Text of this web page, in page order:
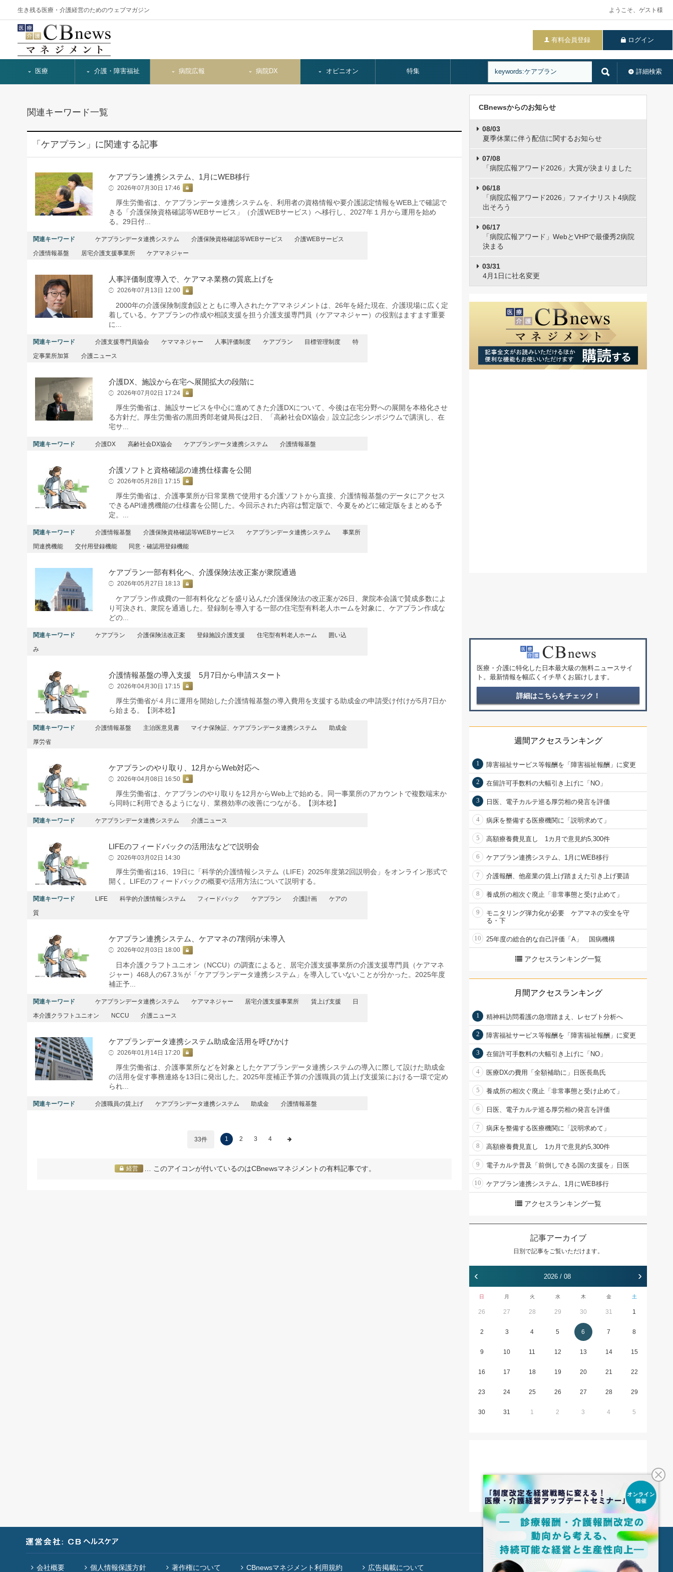
生き残る医療・介護経営のためのウェブマガジン ようこそ、ゲスト様
有料会員登録 ログイン
詳細検索
医療 介護・障害福祉 病院広報 病院DX オピニオン 特集
関連キーワード一覧
「ケアプラン」に関連する記事
ケアプラン連携システム、1月にWEB移行
2026年07月30日 17:46
厚生労働省は、ケアプランデータ連携システムを、利用者の資格情報や要介護認定情報をWEB上で確認で
きる「介護保険資格確認等WEBサービス」（介護WEBサービス）へ移行し、2027年１月から運用を始め
る。29日付...
関連キーワード ケアプランデータ連携システム 介護保険資格確認等WEBサービス
介護WEBサービス
介護情報基盤
居宅介護支援事業所 ケアマネジャー
人事評価制度導入で、ケアマネ業務の質底上げを
2026年07月13日 12:00
2000年の介護保険制度創設とともに導入されたケアマネジメントは、26年を経た現在、介護現場に広く定
着している。ケアプランの作成や相談支援を担う介護支援専門員（ケアマネジャー）の役割はますます重要
に...
関連キーワード 介護支援専門員協会 ケママネジャー 人事評価制度 ケアプラン 目標管理制度
特
定事業所加算
介護ニュース
介護DX、施設から在宅へ展開拡大の段階に
2026年07月02日 17:24
厚生労働省は、施設サービスを中心に進めてきた介護DXについて、今後は在宅分野への展開を本格化させ
る方針だ。厚生労働省の黒田秀郎老健局長は2日、「高齢社会DX協会」設立記念シンポジウムで講演し、在
宅サ...
関連キーワード 介護DX 高齢社会DX協会 ケアプランデータ連携システム 介護情報基盤
介護ソフトと資格確認の連携仕様書を公開
2026年05月28日 17:15
厚生労働省は、介護事業所が日常業務で使用する介護ソフトから直接、介護情報基盤のデータにアクセス
できるAPI連携機能の仕様書を公開した。今回示された内容は暫定版で、今夏をめどに確定版をまとめる予
定。...
関連キーワード 介護情報基盤 介護保険資格確認等WEBサービス ケアプランデータ連携システム
事業所
間連携機能
交付用登録機能 同意・確認用登録機能
ケアプラン一部有料化へ、介護保険法改正案が衆院通過
2026年05月27日 18:13
ケアプラン作成費の一部有料化などを盛り込んだ介護保険法の改正案が26日、衆院本会議で賛成多数によ
り可決され、衆院を通過した。登録制を導入する一部の住宅型有料老人ホームを対象に、ケアプラン作成な
どの...
関連キーワード ケアプラン 介護保険法改正案 登録施設介護支援 住宅型有料老人ホーム
囲い込
み
介護情報基盤の導入支援 5月7日から申請スタート
2026年04月30日 17:15
厚生労働省が４月に運用を開始した介護情報基盤の導入費用を支援する助成金の申請受け付けが5月7日か
ら始まる。【渕本稔】
関連キーワード 介護情報基盤 主治医意見書 マイナ保険証、ケアプランデータ連携システム
助成金
厚労省
ケアプランのやり取り、12月からWeb対応へ
2026年04月08日 16:50
厚生労働省は、ケアプランのやり取りを12月からWeb上で始める。同一事業所のアカウントで複数端末か
ら同時に利用できるようになり、業務効率の改善につながる。【渕本稔】
関連キーワード ケアプランデータ連携システム 介護ニュース
LIFEのフィードバックの活用法などで説明会
2026年03月02日 14:30
厚生労働省は16、19日に「科学的介護情報システム（LIFE）2025年度第2回説明会」をオンライン形式で
開く。LIFEのフィードバックの概要や活用方法について説明する。
関連キーワード LIFE 科学的介護情報システム フィードバック ケアプラン 介護計画
ケアの
質
ケアプラン連携システム、ケアマネの7割弱が未導入
2026年02月03日 18:00
日本介護クラフトユニオン（NCCU）の調査によると、居宅介護支援事業所の介護支援専門員（ケアマネ
ジャー）468人の67.3％が「ケアプランデータ連携システム」を導入していないことが分かった。2025年度
補正予...
関連キーワード ケアプランデータ連携システム ケアマネジャー 居宅介護支援事業所 賃上げ支援
日
本介護クラフトユニオン
NCCU 介護ニュース
ケアプランデータ連携システム助成金活用を呼びかけ
2026年01月14日 17:20
厚生労働省は、介護事業所などを対象としたケアプランデータ連携システムの導入に際して設けた助成金
の活用を促す事務連絡を13日に発出した。2025年度補正予算の介護職員の賃上げ支援策における一環で定め
られ...
関連キーワード 介護職員の賃上げ ケアプランデータ連携システム 助成金 介護情報基盤
33件 1 2 3 4
経営 … このアイコンが付いているのはCBnewsマネジメントの有料記事です。
CBnewsからのお知らせ
08/03
夏季休業に伴う配信に関するお知らせ
07/08
「病院広報アワード2026」大賞が決まりました
06/18
「病院広報アワード2026」ファイナリスト4病院
出そろう
06/17
「病院広報アワード」WebとVHPで最優秀2病院
決まる
03/31
4月1日に社名変更
医療・介護に特化した日本最大級の無料ニュースサイ
ト。最新情報を幅広くイチ早くお届けします。
詳細はこちらをチェック！
週間アクセスランキング
1 障害福祉サービス等報酬を「障害福祉報酬」に変更
2 在留許可手数料の大幅引き上げに「NO」
3 日医、電子カルテ巡る厚労相の発言を評価
4 病床を整備する医療機関に「説明求めて」
5 高額療養費見直し 1カ月で意見約5,300件
6 ケアプラン連携システム、1月にWEB移行
7 介護報酬、他産業の賃上げ踏まえた引き上げ要請
8 養成所の相次ぐ廃止「非常事態と受け止めて」
9
モニタリング弾力化が必要 ケアマネの安全を守
る・下
10 25年度の総合的な自己評価「A」 国病機構
アクセスランキング一覧
月間アクセスランキング
1 精神科訪問看護の急増踏まえ、レセプト分析へ
2 障害福祉サービス等報酬を「障害福祉報酬」に変更
3 在留許可手数料の大幅引き上げに「NO」
4 医療DXの費用「全額補助に」日医長島氏
5 養成所の相次ぐ廃止「非常事態と受け止めて」
6 日医、電子カルテ巡る厚労相の発言を評価
7 病床を整備する医療機関に「説明求めて」
8 高額療養費見直し 1カ月で意見約5,300件
9 電子カルテ普及「前倒しできる国の支援を」日医
10 ケアプラン連携システム、1月にWEB移行
アクセスランキング一覧
記事アーカイブ
日別で記事をご覧いただけます。
‹ 2026 / 08 ›
日 月 火 水 木 金 土
26 27 28 29 30 31 1
2 3 4 5 6 7 8
9 10 11 12 13 14 15
16 17 18 19 20 21 22
23 24 25 26 27 28 29
30 31 1 2 3 4 5
会社概要 個人情報保護方針 著作権について CBnewsマネジメント利用規約 広告掲載について